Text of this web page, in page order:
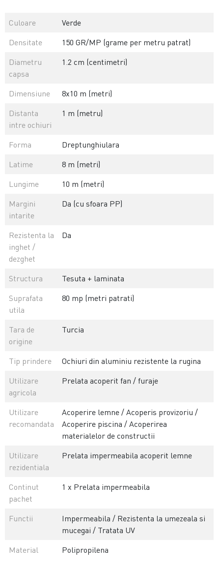
Culoare
Verde
Densitate
150 GR/MP (grame per metru patrat)
Diametru
capsa
1.2 cm (centimetri)
Dimensiune
8x10 m (metri)
Distanta
intre ochiuri
1 m (metru)
Forma
Dreptunghiulara
Latime
8 m (metri)
Lungime
10 m (metri)
Margini
intarite
Da (cu sfoara PP)
Rezistenta la
inghet /
dezghet
Da
Structura
Tesuta + laminata
Suprafata
utila
80 mp (metri patrati)
Tara de
origine
Turcia
Tip prindere
Ochiuri din aluminiu rezistente la rugina
Utilizare
agricola
Prelata acoperit fan / furaje
Utilizare
recomandata
Acoperire lemne / Acoperis provizoriu /
Acoperire piscina / Acoperirea
materialelor de constructii
Utilizare
rezidentiala
Prelata impermeabila acoperit lemne
Continut
pachet
1 x Prelata impermeabila
Functii
Impermeabila / Rezistenta la umezeala si
mucegai / Tratata UV
Material
Polipropilena